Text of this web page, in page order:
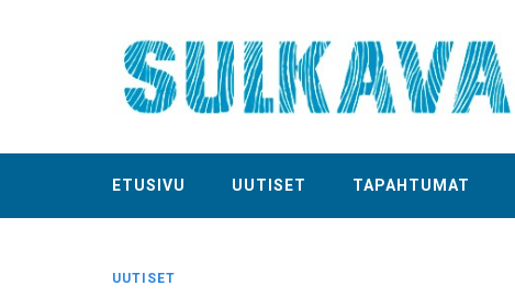
ETUSIVU UUTISET TAPAHTUMAT
UUTISET